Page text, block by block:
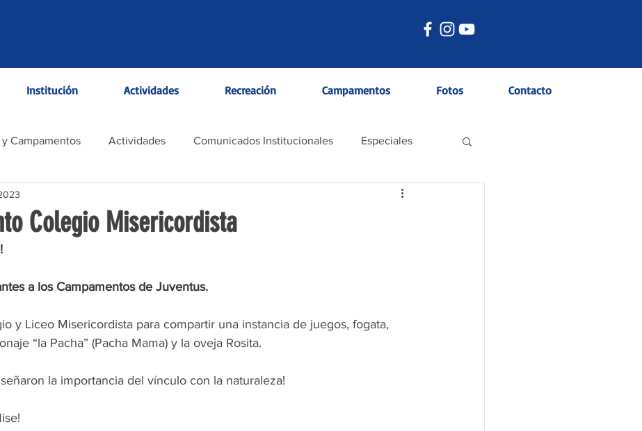
Institución Actividades Recreación Campamentos Fotos Contacto
Campamentos Actividades Comunicados Institucionales Especiales
Colegio Misericordista
a los Campamentos de Juventus.
y Liceo Misericordista para compartir una instancia de juegos, fogata,
“la Pacha” (Pacha Mama) y la oveja Rosita.
la importancia del vínculo con la naturaleza!